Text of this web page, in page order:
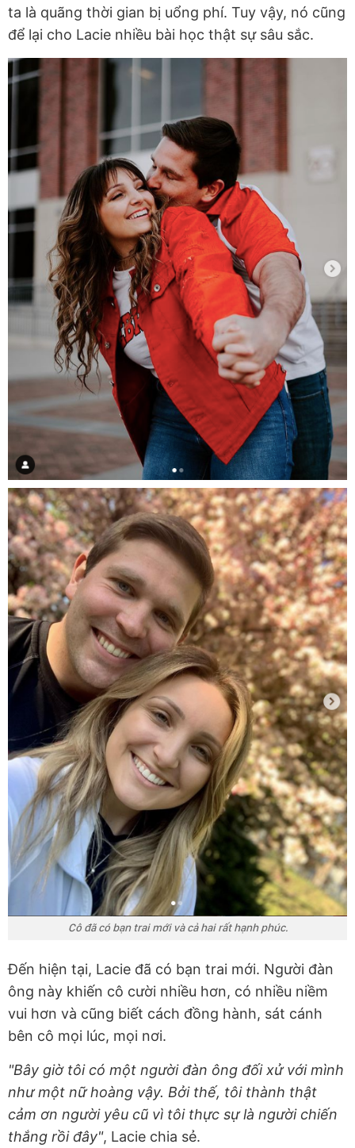
ta là quãng thời gian bị uổng phí. Tuy vậy, nó cũng
để lại cho Lacie nhiều bài học thật sự sâu sắc.
Cô đã có bạn trai mới và cả hai rất hạnh phúc.
Đến hiện tại, Lacie đã có bạn trai mới. Người đàn
ông này khiến cô cười nhiều hơn, có nhiều niềm
vui hơn và cũng biết cách đồng hành, sát cánh
bên cô mọi lúc, mọi nơi.
"Bây giờ tôi có một người đàn ông đối xử với mình
như một nữ hoàng vậy. Bởi thế, tôi thành thật
cảm ơn người yêu cũ vì tôi thực sự là người chiến
thắng rồi đây", Lacie chia sẻ.